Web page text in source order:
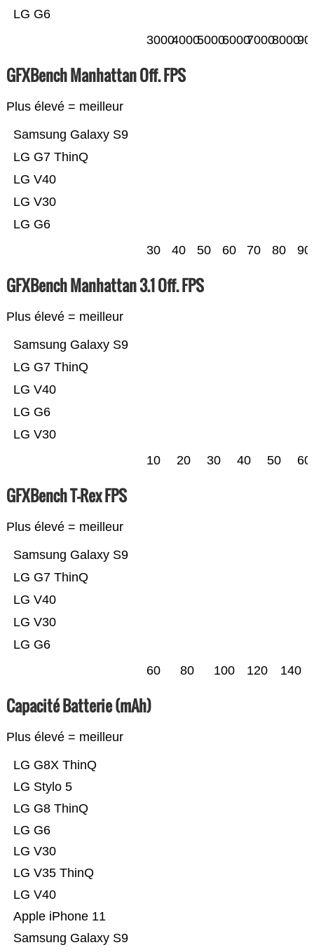
LG G6
300040005000600070008000
GFXBench Manhattan Off. FPS
Plus élevé = meilleur
LG G6
LG V30
LG V40
LG G7 ThinQ
Samsung Galaxy S9
30 40 50 60 70 80 90
GFXBench Manhattan 3.1 Off. FPS
Plus élevé = meilleur
LG V30
LG G6
LG V40
LG G7 ThinQ
Samsung Galaxy S9
10 20 30 40 50 60
GFXBench T-Rex FPS
Plus élevé = meilleur
LG G6
LG V30
LG V40
LG G7 ThinQ
Samsung Galaxy S9
60 80 100 120 140
Capacité Batterie (mAh)
Plus élevé = meilleur
Samsung Galaxy S9
Apple iPhone 11
LG V40
LG V35 ThinQ
LG V30
LG G6
LG G8 ThinQ
LG Stylo 5
LG G8X ThinQ